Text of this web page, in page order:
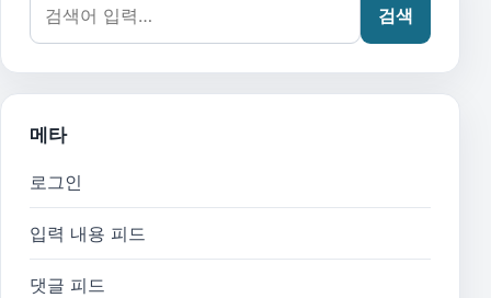
검색
메타
로그인
입력 내용 피드
댓글 피드